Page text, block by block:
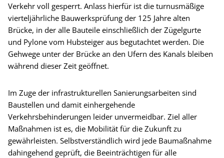
Verkehr voll gesperrt. Anlass hierfür ist die turnusmäßige
vierteljährliche Bauwerksprüfung der 125 Jahre alten
Brücke, in der alle Bauteile einschließlich der Zügelgurte
und Pylone vom Hubsteiger aus begutachtet werden. Die
Gehwege unter der Brücke an den Ufern des Kanals bleiben
während dieser Zeit geöffnet.
Im Zuge der infrastrukturellen Sanierungsarbeiten sind
Baustellen und damit einhergehende
Verkehrsbehinderungen leider unvermeidbar. Ziel aller
Maßnahmen ist es, die Mobilität für die Zukunft zu
gewährleisten. Selbstverständlich wird jede Baumaßnahme
dahingehend geprüft, die Beeinträchtigen für alle